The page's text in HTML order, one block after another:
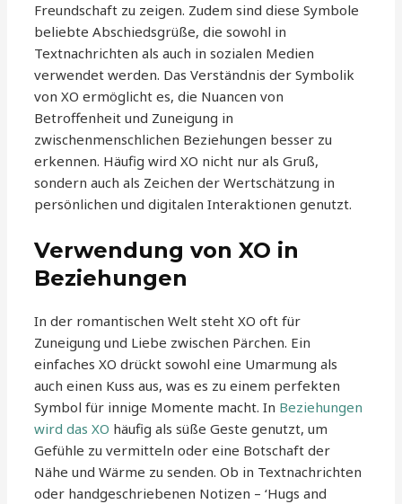
Freundschaft zu zeigen. Zudem sind diese Symbole
beliebte Abschiedsgrüße, die sowohl in
Textnachrichten als auch in sozialen Medien
verwendet werden. Das Verständnis der Symbolik
von XO ermöglicht es, die Nuancen von
Betroffenheit und Zuneigung in
zwischenmenschlichen Beziehungen besser zu
erkennen. Häufig wird XO nicht nur als Gruß,
sondern auch als Zeichen der Wertschätzung in
persönlichen und digitalen Interaktionen genutzt.
Verwendung von XO in
Beziehungen
In der romantischen Welt steht XO oft für
Zuneigung und Liebe zwischen Pärchen. Ein
einfaches XO drückt sowohl eine Umarmung als
auch einen Kuss aus, was es zu einem perfekten
Symbol für innige Momente macht. In Beziehungen
wird das XO häufig als süße Geste genutzt, um
Gefühle zu vermitteln oder eine Botschaft der
Nähe und Wärme zu senden. Ob in Textnachrichten
oder handgeschriebenen Notizen – ‘Hugs and